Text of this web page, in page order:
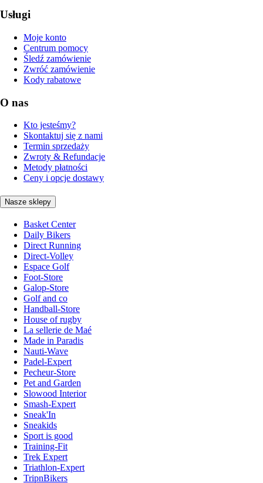
Usługi
Moje konto
Centrum pomocy
Śledź zamówienie
Zwróć zamówienie
Kody rabatowe
O nas
Kto jesteśmy?
Skontaktuj się z nami
Termin sprzedaży
Zwroty & Refundacje
Metody płatności
Ceny i opcje dostawy
Nasze sklepy
Basket Center
Daily Bikers
Direct Running
Direct-Volley
Espace Golf
Foot-Store
Galop-Store
Golf and co
Handball-Store
House of rugby
La sellerie de Maé
Made in Paradis
Nauti-Wave
Padel-Expert
Pecheur-Store
Pet and Garden
Slowood Interior
Smash-Expert
Sneak'In
Sneakids
Sport is good
Training-Fit
Trek Expert
Triathlon-Expert
TripnBikers